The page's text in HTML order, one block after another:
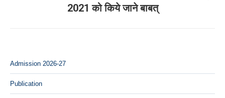
post:
2021 को किये जाने बाबत्
Admission 2026-27
Publication